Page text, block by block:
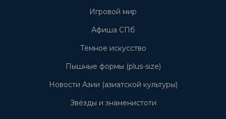
Игровой мир
Афиша СПб
Тёмное искусство
Пышные формы (plus-size)
Новости Азии (азиатской культуры)
Звёзды и знаменистоти